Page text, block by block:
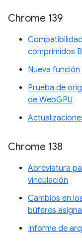
Chrome 139
comprimidos
Nueva
Prueba de
de WebGPU
Chrome 138
Abreviatura
vinculación
Cambios en
búferes
Informe de